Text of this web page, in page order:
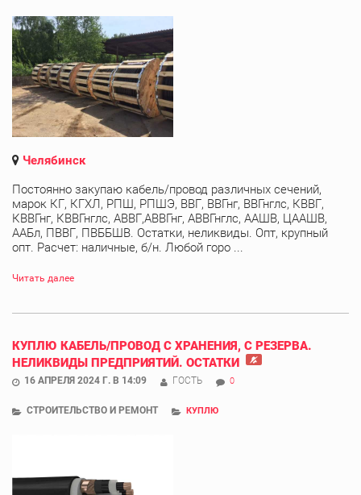
Челябинск
Постоянно закупаю кабель/провод различных сечений,
марок КГ, КГХЛ, РПШ, РПШЭ, ВВГ, ВВГнг, ВВГнглс, КВВГ,
КВВГнг, КВВГнглс, АВВГ,АВВГнг, АВВГнглс, ААШВ, ЦААШВ,
ААБл, ПВВГ, ПВББШВ. Остатки, неликвиды. Опт, крупный
опт. Расчет: наличные, б/н. Любой горо ...
Читать далее
КУПЛЮ КАБЕЛЬ/ПРОВОД С ХРАНЕНИЯ, С РЕЗЕРВА.
НЕЛИКВИДЫ ПРЕДПРИЯТИЙ. ОСТАТКИ
16 АПРЕЛЯ 2024 Г. В 14:09 ГОСТЬ 0
СТРОИТЕЛЬСТВО И РЕМОНТ КУПЛЮ